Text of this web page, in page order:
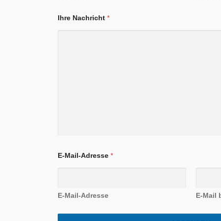
Ihre Nachricht *
E-Mail-Adresse *
E-Mail-Adresse E-Mail